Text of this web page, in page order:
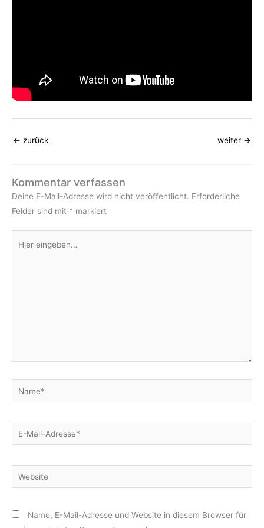
← zurück weiter →
Kommentar verfassen
Deine E-Mail-Adresse wird nicht veröffentlicht. Erforderliche
Felder sind mit * markiert
eingeben…
Name*
E-
Mail-
Website
Name, E-Mail-Adresse und Website in diesem Browser für